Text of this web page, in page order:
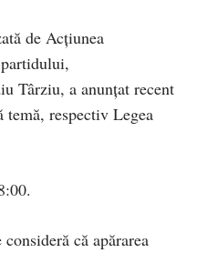
de Acțiunea
Târziu, a anunțat recent
temă, respectiv Legea
că apărarea